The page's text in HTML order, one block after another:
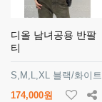
디올 남녀공용 반팔
티
S,M,L,XL 블랙/화이트
174,000원